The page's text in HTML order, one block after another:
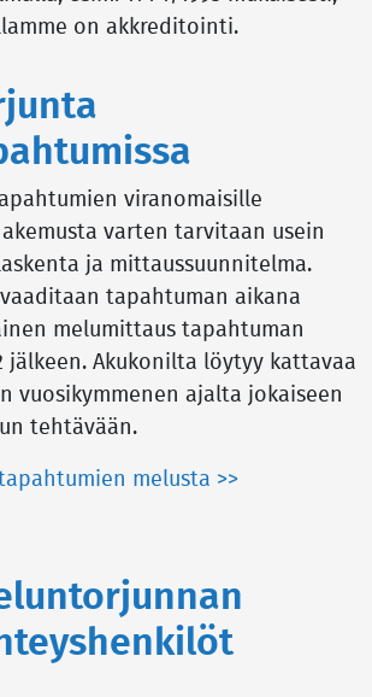
on akkreditointi.
viranomaisille
varten tarvitaan usein
ja mittaussuunnitelma.
vaaditaan tapahtuman aikana
melumittaus tapahtuman
jälkeen. Akukonilta löytyy kattavaa
vuosikymmenen ajalta jokaiseen
tehtävään.
melusta >>